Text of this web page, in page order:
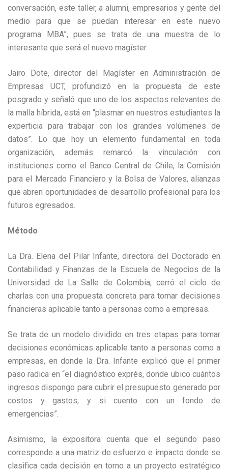
conversación, este taller, a alumni, empresarios y gente del
medio para que se puedan interesar en este nuevo
programa MBA”, pues se trata de una muestra de lo
interesante que será el nuevo magíster.
Jairo Dote, director del Magíster en Administración de
Empresas UCT, profundizó en la propuesta de este
posgrado y señaló que uno de los aspectos relevantes de
la malla híbrida, está en “plasmar en nuestros estudiantes la
experticia para trabajar con los grandes volúmenes de
datos”. Lo que hoy un elemento fundamental en toda
organización, además remarcó la vinculación con
instituciones como el Banco Central de Chile, la Comisión
para el Mercado Financiero y la Bolsa de Valores, alianzas
que abren oportunidades de desarrollo profesional para los
futuros egresados.
Método
La Dra. Elena del Pilar Infante, directora del Doctorado en
Contabilidad y Finanzas de la Escuela de Negocios de la
Universidad de La Salle de Colombia, cerró el ciclo de
charlas con una propuesta concreta para tomar decisiones
financieras aplicable tanto a personas como a empresas.
Se trata de un modelo dividido en tres etapas para tomar
decisiones económicas aplicable tanto a personas como a
empresas, en donde la Dra. Infante explicó que el primer
paso radica en “el diagnóstico exprés, donde ubico cuántos
ingresos dispongo para cubrir el presupuesto generado por
costos y gastos, y si cuento con un fondo de
emergencias”.
Asimismo, la expositora cuenta que el segundo paso
corresponde a una matriz de esfuerzo e impacto donde se
clasifica cada decisión en torno a un proyecto estratégico